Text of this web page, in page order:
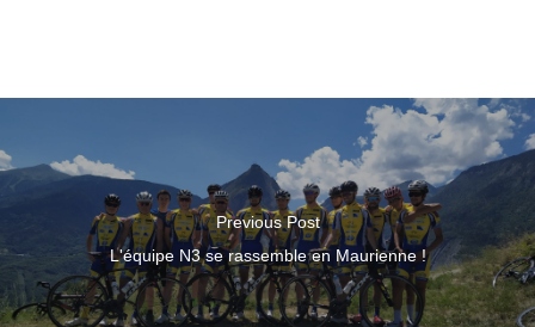
Previous Post
L'équipe N3 se rassemble en Maurienne !